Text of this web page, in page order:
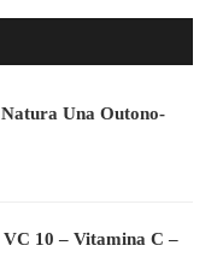
Una Outono-
VC 10 – Vitamina C –